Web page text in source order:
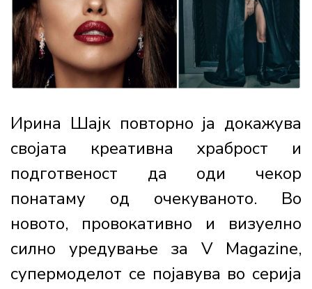
Ирина Шајк повторно ја докажува
својата креативна храброст и
подготвеност да оди чекор
понатаму од очекуваното. Во
новото, провокативно и визуелно
силно уредување за V Magazine,
супермоделот се појавува во серија